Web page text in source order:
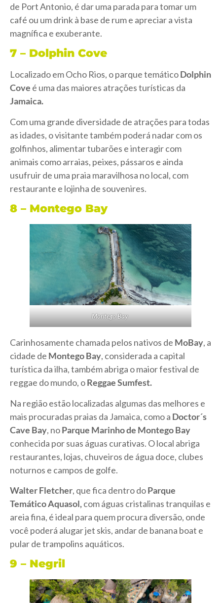
de Port Antonio, é dar uma parada para tomar um
café ou um drink à base de rum e apreciar a vista
magnífica e exuberante.
7 – Dolphin Cove
Localizado em Ocho Rios, o parque temáticoDolphin
Cove é uma das maiores atrações turísticas da
Jamaica.
Com uma grande diversidade de atrações para todas
as idades, o visitante também poderá nadar com os
golfinhos, alimentar tubarões e interagir com
animais como arraias, peixes, pássaros e ainda
usufruir de uma praia maravilhosa no local, com
restaurante e lojinha de souvenires.
8 – Montego Bay
Montego Bay
Carinhosamente chamada pelos nativos de MoBay, a
cidade de Montego Bay, considerada a capital
turística da ilha, também abriga o maior festival de
reggae do mundo, oReggae Sumfest.
Na região estão localizadas algumas das melhores e
mais procuradas praias da Jamaica, como a Doctor´s
Cave Bay, noParque Marinho de Montego Bay
conhecida por suas águas curativas. O local abriga
restaurantes, lojas, chuveiros de água doce, clubes
noturnos e campos de golfe.
Walter Fletcher, que fica dentro doParque
Temático Aquasol,com águas cristalinas tranquilas e
areia fina, é ideal para quem procura diversão, onde
você poderá alugar jet skis, andar de banana boat e
pular de trampolins aquáticos.
9 – Negril